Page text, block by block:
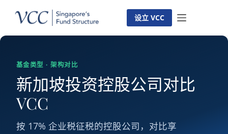
要
设立 VCC
基金类型 · 架构对比
新加坡投资控股公司对比
VCC
按 17% 企业税征税的控股公司，对比享